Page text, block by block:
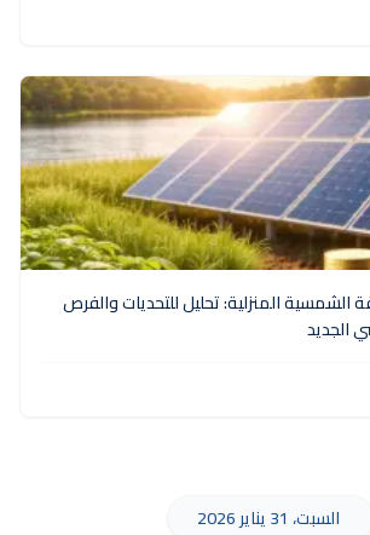
الشمسية المنزلية: تحليل للتحديات والفرص
الجديد
السبت، 31 يناير 2026